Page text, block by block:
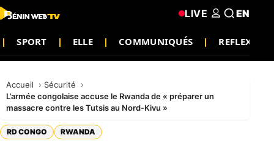
SPORT ELLE COMMUNIQUÉS REFLEXION
LIVE EN
Accueil
Sécurité
L’armée congolaise accuse le Rwanda de « préparer un
massacre contre les Tutsis au Nord-Kivu »
RD CONGO RWANDA